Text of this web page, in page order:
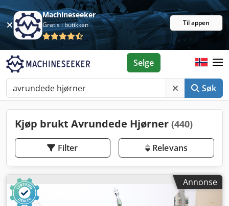
Machineseeker
Gratis i butikken Til appen
Søk
Selge
Kjøp brukt Avrundede Hjørner (440)
Filter Relevans
Annonse